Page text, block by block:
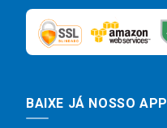
BAIXE JÁ NOSSO APP